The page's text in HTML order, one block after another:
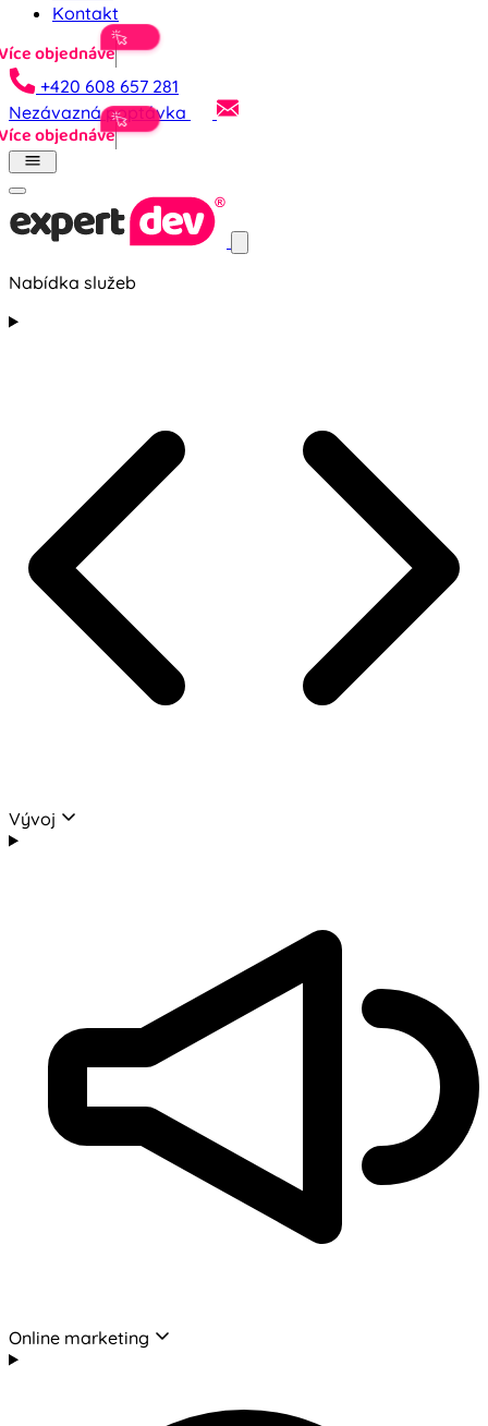
Kontakt
+420 608 657 281
Nezávazná poptávka
Nabídka služeb
Vývoj
Online marketing